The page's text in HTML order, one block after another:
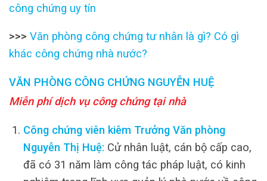
công chứng uy tín
>>> Văn phòng công chứng tư nhân là gì? Có gì
khác công chứng nhà nước?
VĂN PHÒNG CÔNG CHỨNG NGUYỄN HUỆ
Miễn phí dịch vụ công chứng tại nhà
Công chứng viên kiêm Trưởng Văn phòng
Nguyễn Thị Huệ: Cử nhân luật, cán bộ cấp cao,
đã có 31 năm làm công tác pháp luật, có kinh